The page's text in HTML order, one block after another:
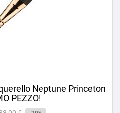
Neptune Princeton
PEZZO!